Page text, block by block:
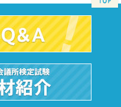
72,508名
85,612名
77,664名